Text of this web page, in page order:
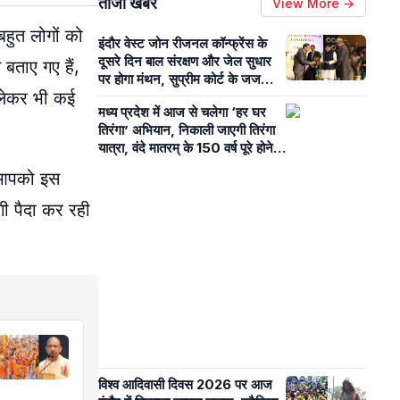
लोगों को
गए हैं,
भी कई
इस
पैदा कर रही
View More →
इंदौर वेस्ट जोन रीजनल कॉन्फ्रेंस के
दूसरे दिन बाल संरक्षण और जेल सुधार
पर होगा मंथन, सुप्रीम कोर्ट के जज
रखेंगे अपनी बात
मध्य प्रदेश में आज से चलेगा ‘हर घर
तिरंगा’ अभियान, निकाली जाएगी तिरंगा
यात्रा, वंदे मातरम् के 150 वर्ष पूरे होने
विश्व आदिवासी दिवस 2026 पर आज